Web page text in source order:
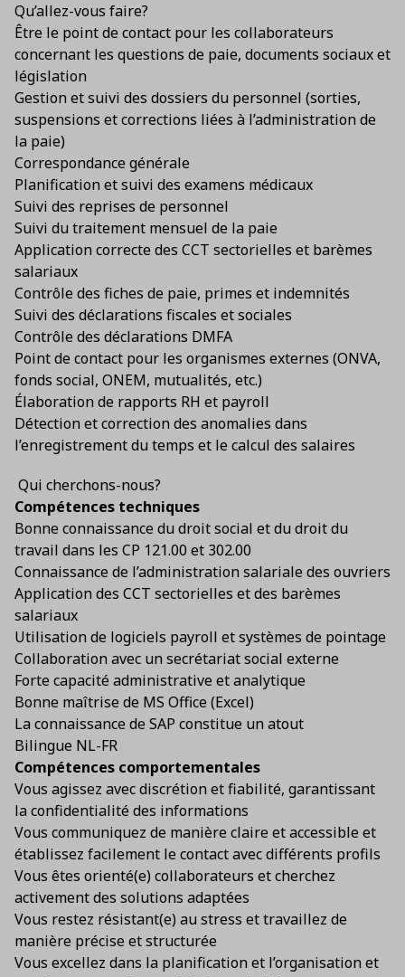
Qu’allez-vous faire?
Être le point de contact pour les collaborateurs
concernant les questions de paie, documents sociaux et
législation
Gestion et suivi des dossiers du personnel (sorties,
suspensions et corrections liées à l’administration de
la paie)
Correspondance générale
Planification et suivi des examens médicaux
Suivi des reprises de personnel
Suivi du traitement mensuel de la paie
Application correcte des CCT sectorielles et barèmes
salariaux
Contrôle des fiches de paie, primes et indemnités
Suivi des déclarations fiscales et sociales
Contrôle des déclarations DMFA
Point de contact pour les organismes externes (ONVA,
fonds social, ONEM, mutualités, etc.)
Élaboration de rapports RH et payroll
Détection et correction des anomalies dans
l’enregistrement du temps et le calcul des salaires
Qui cherchons-nous?
Compétences techniques
Bonne connaissance du droit social et du droit du
travail dans les CP 121.00 et 302.00
Connaissance de l’administration salariale des ouvriers
Application des CCT sectorielles et des barèmes
salariaux
Utilisation de logiciels payroll et systèmes de pointage
Collaboration avec un secrétariat social externe
Forte capacité administrative et analytique
Bonne maîtrise de MS Office (Excel)
La connaissance de SAP constitue un atout
Bilingue NL-FR
Compétences comportementales
Vous agissez avec discrétion et fiabilité, garantissant
la confidentialité des informations
Vous communiquez de manière claire et accessible et
établissez facilement le contact avec différents profils
Vous êtes orienté(e) collaborateurs et cherchez
activement des solutions adaptées
Vous restez résistant(e) au stress et travaillez de
manière précise et structurée
Vous excellez dans la planification et l’organisation et